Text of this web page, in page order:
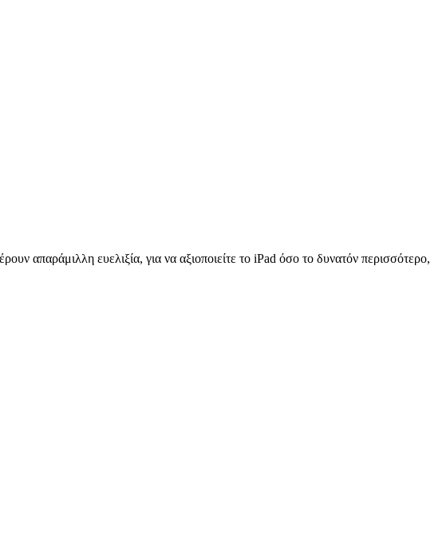
απαράμιλλη ευελιξία, για να αξιοποιείτε το iPad όσο το δυνατόν περισσότερο,